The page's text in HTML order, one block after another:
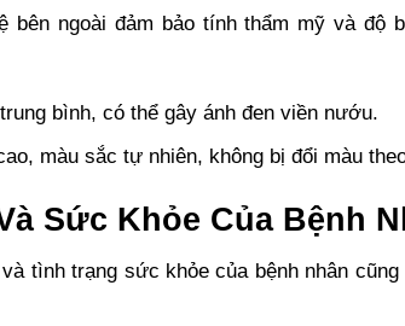
bên ngoài đảm bảo tính thẩm mỹ và độ
bình, có thể gây ánh đen viền nướu.
màu sắc tự nhiên, không bị đổi màu
Sức Khỏe Của Bệnh
tình trạng sức khỏe của bệnh nhân